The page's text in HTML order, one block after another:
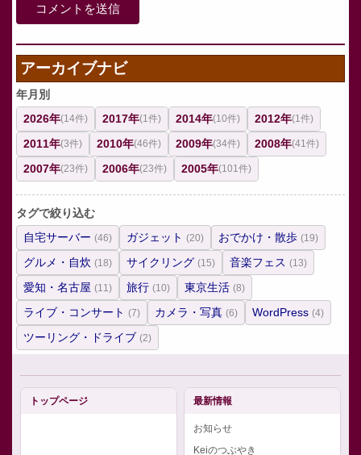
アーカイブナビ
年月別
2026年(14件) 2017年(1件) 2014年(10件) 2012年(1件)
2011年(3件) 2010年(46件) 2009年(34件) 2008年(41件)
2007年(23件) 2006年(23件) 2005年(101件)
タグで絞り込む
自宅サーバー (46) ガジェット (20) おでかけ・散歩 (19)
グルメ・自炊 (18) サイクリング (15) 音楽フェス (13)
愛知・名古屋 (11) 旅行 (10) 東京生活 (8)
ライブ・コンサート (7) カメラ・写真 (6) WordPress (4)
ツーリング・ドライブ (2)
トップページ 最新情報
お知らせ
Keiのつぶやき